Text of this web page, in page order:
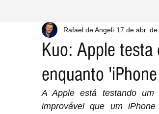
Kuo: Apple
enquanto
Rafael de Angeli 17 de abr. de
A Apple está testando
improvável que um